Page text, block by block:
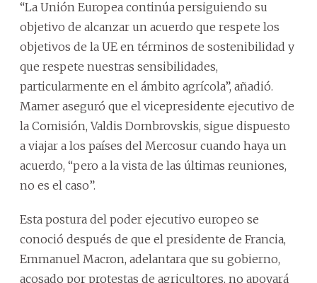
“La Unión Europea continúa persiguiendo su
objetivo de alcanzar un acuerdo que respete los
objetivos de la UE en términos de sostenibilidad y
que respete nuestras sensibilidades,
particularmente en el ámbito agrícola”, añadió.
Mamer aseguró que el vicepresidente ejecutivo de
la Comisión, Valdis Dombrovskis, sigue dispuesto
a viajar a los países del Mercosur cuando haya un
acuerdo, “pero a la vista de las últimas reuniones,
no es el caso”.
Esta postura del poder ejecutivo europeo se
conoció después de que el presidente de Francia,
Emmanuel Macron, adelantara que su gobierno,
acosado por protestas de agricultores, no apoyará